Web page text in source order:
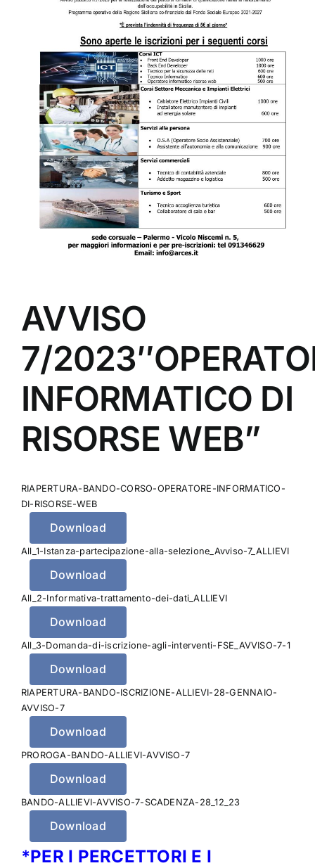
AVVISO
7/
INFORMATICO DI
RISORSE WEB”
RIAPERTURA-BANDO-CORSO-OPERATORE-INFORMATICO-
DI-RISORSE-WEB
Download
All_1-Istanza-partecipazione-alla-selezione_Avviso-7_ALLIEVI
Download
All_2-Informativa-trattamento-dei-dati_ALLIEVI
Download
All_3-Domanda-di-iscrizione-agli-interventi-FSE_AVVISO-7-1
Download
RIAPERTURA-BANDO-ISCRIZIONE-ALLIEVI-28-GENNAIO-
AVVISO-7
Download
PROROGA-BANDO-ALLIEVI-AVVISO-7
Download
BANDO-ALLIEVI-AVVISO-7-SCADENZA-28_12_23
Download
*PER I PERCETTORI E I